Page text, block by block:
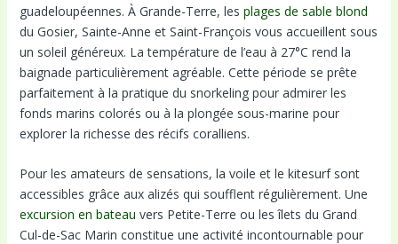
guadeloupéennes. À Grande-Terre, les plages de sable blond
du Gosier, Sainte-Anne et Saint-François vous accueillent sous
un soleil généreux. La température de l’eau à 27°C rend la
baignade particulièrement agréable. Cette période se prête
parfaitement à la pratique du snorkeling pour admirer les
fonds marins colorés ou à la plongée sous-marine pour
explorer la richesse des récifs coralliens.
Pour les amateurs de sensations, la voile et le kitesurf sont
accessibles grâce aux alizés qui soufflent régulièrement. Une
excursion en bateau vers Petite-Terre ou les îlets du Grand
Cul-de-Sac Marin constitue une activité incontournable pour